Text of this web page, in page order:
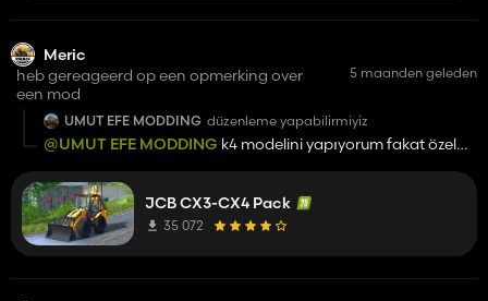
Meric
heb gereageerd op een opmerking over
een mod
5 maanden geleden
UMUT EFE MODDING düzenleme yapabilirmiyiz
@UMUT EFE MODDING k4 modelini yapıyorum fakat özel
JCB CX3-CX4 Pack
35 072